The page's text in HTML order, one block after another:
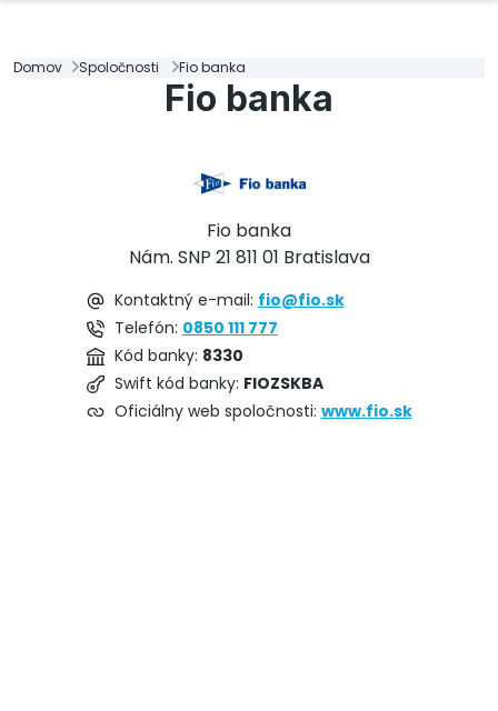
Domov Spoločnosti Fio banka
Fio banka
Fio banka
Nám. SNP 21 811 01 Bratislava
Kontaktný e-mail: fio@fio.sk
Telefón: 0850 111 777
Kód banky: 8330
Swift kód banky: FIOZSKBA
Oficiálny web spoločnosti: www.fio.sk